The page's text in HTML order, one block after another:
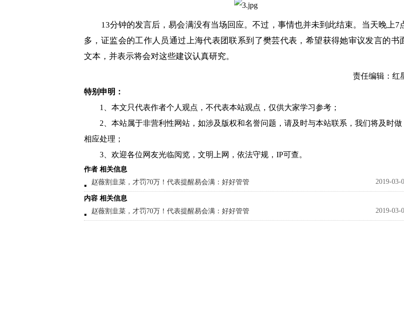
13分钟的发言后，易会满没有当场回应。不过，事情也并未到此结束。当天晚上7
多，证监会的工作人员通过上海代表团联系到了樊芸代表，希望获得她审议发言的书
文本，并表示将会对这些建议认真研究。
责任编辑：红
特别申明：
1、本文只代表作者个人观点，不代表本站观点，仅供大家学习参考；
2、本站属于非营利性网站，如涉及版权和名誉问题，请及时与本站联系，我们将及时做
相应处理；
3、欢迎各位网友光临阅览，文明上网，依法守规，IP可查。
作者 相关信息
赵薇割韭菜，才罚70万！代表提醒易会满：好好管管
2019-03-
内容 相关信息
赵薇割韭菜，才罚70万！代表提醒易会满：好好管管
2019-03-